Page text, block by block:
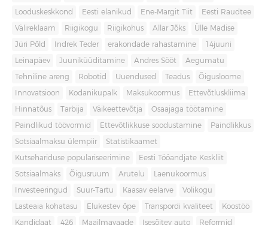
Looduskeskkond Eesti elanikud Ene-Margit Tiit Eesti Raudtee
Välireklaam Riigikogu Riigikohus Allar Jõks Ülle Madise
Jüri Põld Indrek Teder erakondade rahastamine 14juuni
Leinapäev Juuniküüditamine Andres Sööt Aegumatu
Tehniline areng Robotid Uuendused Teadus Õigusloome
Innovatsioon Kodanikupalk Maksukoormus Ettevõtluskliima
Hinnatõus Tarbija Väikeettevõtja Osaajaga töötamine
Paindlikud töövormid Ettevõtlikkuse soodustamine Paindlikkus
Sotsiaalmaksu ülempiir Statistikaamet
Kutsehariduse populariseerimine Eesti Tööandjate Keskliit
Sotsiaalmaks Õigusruum Arutelu Laenukoormus
Investeeringud Suur-Tartu Kaasav eelarve Volikogu
Lasteaia kohatasu Elukestev õpe Transpordi kvaliteet Koostöö
Kandidaat 426 Maailmavaade Isesõitev auto Reformid